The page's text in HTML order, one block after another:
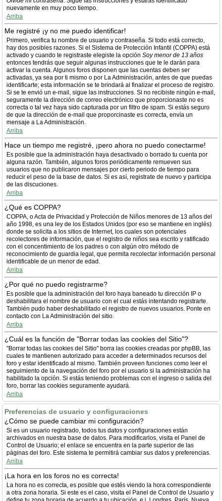
nuevamente en muy poco tiempo.
Arriba
Me registré ¡y no me puedo identificar!
Primero, verifica tu nombre de usuario y contraseña. Si todo está correcto,
hay dos posibles razones. Si el Sistema de Protección Infantil (COPPA) está
activado y cuando te registraste elegiste la opción Soy menor de 13 años
entonces tendrás que seguir algunas instrucciones que te le darán para
activar la cuenta. Algunos foros disponen que las cuentas deben ser
activadas, ya sea por ti mismo o por La Administración, antes de que puedas
identificarte; esta información se te brindará al finalizar el proceso de registro.
Si se te envió un e-mail, sigue las instrucciones. Si no recibiste ningún e-mail,
seguramente la dirección de correo electrónico que proporcionaste no es
correcta o tal vez haya sido capturada por un filtro de spam. Si estás seguro
de que la dirección de e-mail que proporcinaste es correcta, envía un
mensaje a La Administración.
Arriba
Hace un tiempo me registré, ¡pero ahora no puedo conectarme!
Es posible que la administración haya desactivado o borrado tu cuenta por
alguna razón. También, algunos foros periódicamente remueven sus
usuarios que no publicaron mensajes por cierto periodo de tiempo para
reducir el peso de la base de datos. Si es así, registrate de nuevo y participa
de las discuciones.
Arriba
¿Qué es COPPA?
COPPA, o Acta de Privacidad y Protección de Niños menores de 13 años del
año 1998, es una ley de los Estados Unidos (por eso se mantiene en inglés)
donde se solicita a los sitios de Internet, los cuales son potenciales
recolectores de información, que el registro de niños sea escrito y ratificado
con el concentimiento de los padres o con algún otro método de
reconocimiento de guardia legal, que permita recolectar información personal
identificable de un menor de edad.
Arriba
¿Por qué no puedo registrarme?
Es posible que la administración del foro haya baneado tu dirección IP o
deshabilitara el nombre de usuario con el cual estás intentando registrarte.
También pudo haber deshabilitado el registro de nuevos usuarios. Ponte en
contacto con La Administración del sitio.
Arriba
¿Cuál es la función de "Borrar todas las cookies del Sitio"?
"Borrar todas las cookies del Sitio" borra las cookies creadas por phpBB, las
cuales te mantienen autorizado para acceder a determinados recursos del
foro y estar identificado al mismo. También proveen funciones como leer el
seguimiento de la navegación del foro por el usuario si la administración ha
habilitado la opción. Si estás teniendo problemas con el ingreso o salida del
foro, borrar las cookies seguramente ayudará.
Arriba
Preferencias de usuario y configuraciones
¿Cómo se puede cambiar mi configuración?
Si es un usuario registrado, todos tus datos y configuraciones están
archivados en nuestra base de datos. Para modificarlos, visita el Panel de
Control de Usuario; el enlace se encuentra en la parte superior de las
páginas del foro. Este sistema te permitirá cambiar sus datos y preferencias.
Arriba
¡La hora en los foros no es correcta!
La hora no es correcta, es posible que estés viendo la hora correspondiente
a otra zona horaria. Si este es el caso, visita el Panel de Control de Usuario y